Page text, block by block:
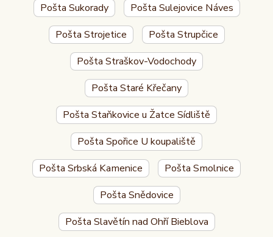
Pošta Sukorady
Pošta Sulejovice Náves
Pošta Strojetice
Pošta Strupčice
Pošta Straškov-Vodochody
Pošta Staré Křečany
Pošta Staňkovice u Žatce Sídliště
Pošta Spořice U koupaliště
Pošta Srbská Kamenice
Pošta Smolnice
Pošta Snědovice
Pošta Slavětín nad Ohří Bieblova